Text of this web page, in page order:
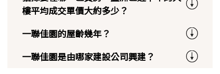
樓平均成交單價大約多少？
一聯佳園的屋齡幾年？
一聯佳園是由哪家建設公司興建？